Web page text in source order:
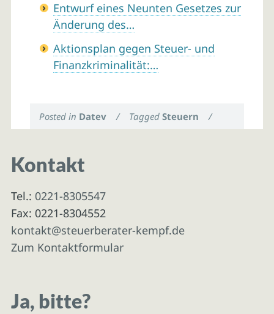
Entwurf eines Neunten Gesetzes zur
Änderung des…
Aktionsplan gegen Steuer- und
Finanzkriminalität:…
Posted in Datev / TaggedSteuern /
Kontakt
Tel.: 0221-8305547
Fax: 0221-8304552
kontakt@steuerberater-kempf.de
Zum Kontaktformular
Ja, bitte?